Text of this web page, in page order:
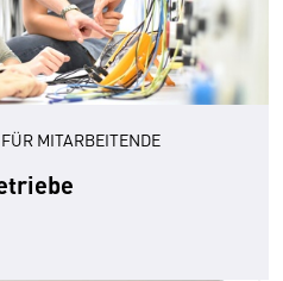
MITARBEITENDE